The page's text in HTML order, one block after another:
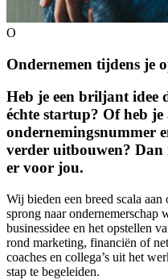
O
Ondernemen tijdens je
Heb je een briljant idee
échte startup? Of heb je
ondernemingsnummer
verder uitbouwen?
er voor jou.
Wij bieden een breed scala
sprong naar ondernemerschap
businessidee en het opstellen
rond marketing, financiën of
coaches en collega’s uit het
stap te begeleiden.